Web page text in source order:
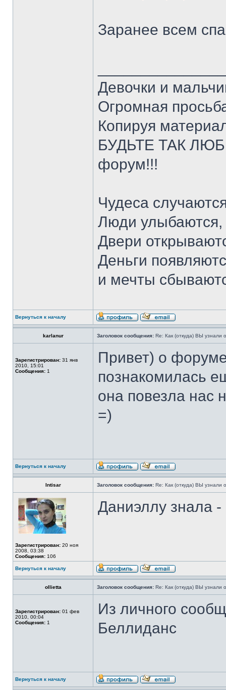
Заранее всем
Девочки и
Огромная
Копируя
БУДЬТЕ ТАК
форум!!!
Чудеса
Люди улыбаются,
Двери
Деньги
и мечты
Вернуться к началу
karlanur Заголовок сообщения: Re: Как (откуда) ВЫ узнали
Зарегистрирован: 31 янв
2010, 15:01
Сообщения: 1
Привет) о
познакомилась
она повезла нас
=)
Вернуться к началу
Intisar Заголовок сообщения: Re: Как (откуда) ВЫ узнали
Зарегистрирован: 20 ноя
2008, 03:38
Сообщения: 106
Даниэллу знала
Вернуться к началу
ollietta Заголовок сообщения: Re: Как (откуда) ВЫ узнали
Зарегистрирован: 01 фев
2010, 00:04
Сообщения: 1
Из личного
Беллиданс
Вернуться к началу